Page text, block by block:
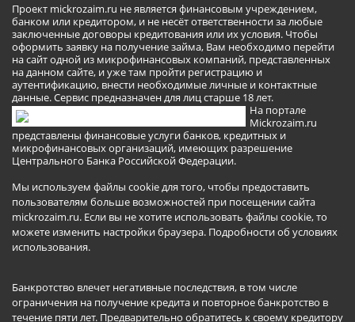
Проект mickrozaim.ru не является финансовым учреждением,
банком или кредитором, и не несёт ответственности за любые
заключенные договоры кредитования или их условия. Чтобы
оформить заявку на получение займа, Вам необходимо перейти
на сайт одной из микрофинансовых компаний, представленных
на данном сайте, и уже там пройти регистрацию и
аутентификацию, внести необходимые личные и контактные
данные. Сервис предназначен для лиц старше 18 лет.
На портале
Mickrozaim.ru
представлены финансовые услуги банков, кредитных и
микрофинансовых организаций, имеющих разрешение
Центрального Банка Российской Федерации.
Мы используем файлы cookie для того, чтобы предоставить
пользователям больше возможностей при посещении сайта
mickrozaim.ru. Если вы не хотите использовать файлы cookie, то
можете изменить настройки браузера. Подробности об условиях
использования.
Банкротство влечет негативные последствия, в том числе
ограничения на получение кредита и повторное банкротство в
течение пяти лет. Предварительно обратитесь к своему кредитору